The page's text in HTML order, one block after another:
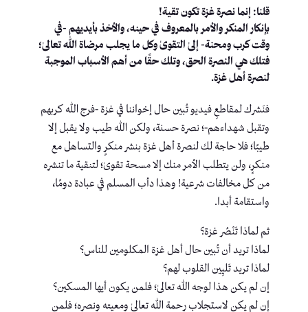
قلنا: إنما نصرة غزة تكون تقية!
بإنكار المنكر والأمر بالمعروف في حينه، والأخذ بأيديهم -في
وقت كرب ومحنة- إلىٰ التقوىٰ وكل ما يجلب مرضاة الله تعالىٰ؛
فتلك هي النصرة الحق، وتلك حقًا من أهم الأسباب الموجبة
لنصرة أهل غزة.
فنَشرك لمقاطعِ فيديو تُبين حال إخواننا في غزة -فرج الله كربهم
وتقبل شهداءهم-؛ نصرة حسنة، ولكن الله طيب ولا يقبل إلا
طيبًا؛ فلا حاجة لك لنصرة أهل غزة بنشر منكرٍ والتساهل مع
منكرٍ، ولن يتطلب الأمر منك إلا مسحة تقوىٰ؛ لتنقية ما تنشره
من كل مخالفات شرعية! وهذا دأب المسلم في عبادة دومًا،
واستقامة أبدا.
ثم لماذا تَنْصُر غزة؟
لماذا تريد أن تُبين حال أهل غزة المكلومين للناس؟
لماذا تريد تَليِين القلوب لهم؟
إن لم يكن هذا لوجه الله تعالىٰ؛ فلمن يكون أيها المسكين؟
إن لم يكن لاستجلاب رحمة الله تعالىٰ ومعيته ونصره؛ فلمن